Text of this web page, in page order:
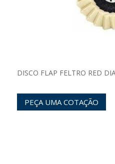
DISCO FLAP FELTRO RED
PEÇA UMA COTAÇÃO